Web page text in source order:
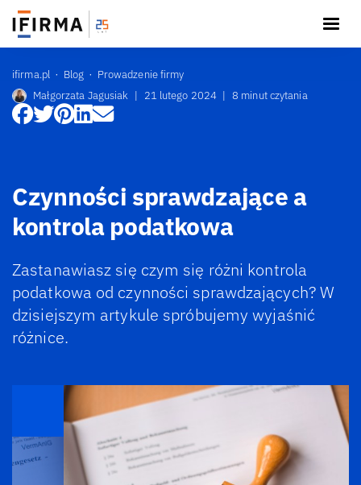
ifirma.pl Blog
Prowadzenie firmy
Małgorzata Jagusiak | 21 lutego 2024 | 8 minut czytania
Czynności sprawdzające a
kontrola podatkowa
Zastanawiasz się czym się różni kontrola
podatkowa od czynności sprawdzających? W
dzisiejszym artykule spróbujemy wyjaśnić
różnice.